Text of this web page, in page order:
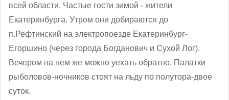
всей области. Частые гости зимой - жители
Екатеринбурга. Утром они добираются до
п.Рефтинский на электропоезде Екатеринбург-
Егоршино (через города Богданович и Сухой Лог).
Вечером на нем же можно уехать обратно. Палатки
рыболовов-ночников стоят на льду по полутора-двое
суток.